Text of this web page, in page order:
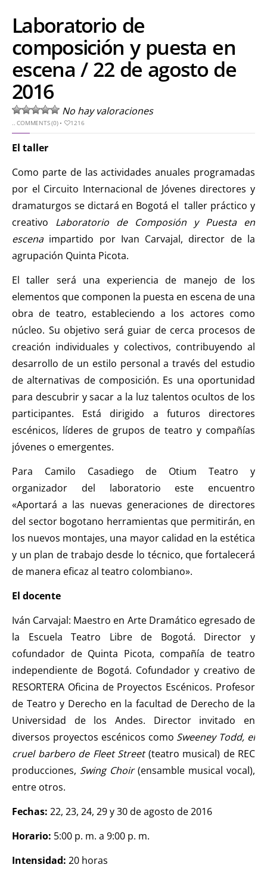
Laboratorio de
composición y puesta en
escena / 22 de agosto de
2016
No hay valoraciones
..COMMENTS (0)• 1216
El taller
Como parte de las actividades anuales programadas
por el Circuito Internacional de Jóvenes directores y
dramaturgos se dictará en Bogotá el taller práctico y
creativo Laboratorio de Composión y Puesta en
escenaimpartido por Ivan Carvajal, director de la
agrupación Quinta Picota.
El taller será una experiencia de manejo de los
elementos que componen la puesta en escena de una
obra de teatro, estableciendo a los actores como
núcleo. Su objetivo será guiar de cerca procesos de
creación individuales y colectivos, contribuyendo al
desarrollo de un estilo personal a través del estudio
de alternativas de composición. Es una oportunidad
para descubrir y sacar a la luz talentos ocultos de los
participantes. Está dirigido a futuros directores
escénicos, líderes de grupos de teatro y compañías
jóvenes o emergentes.
Para Camilo Casadiego de Otium Teatro y
organizador del laboratorio este encuentro
«Aportará a las nuevas generaciones de directores
del sector bogotano herramientas que permitirán, en
los nuevos montajes, una mayor calidad en la estética
y un plan de trabajo desde lo técnico, que fortalecerá
de manera eficaz al teatro colombiano».
El docente
Iván Carvajal: Maestro en Arte Dramático egresado de
la Escuela Teatro Libre de Bogotá. Director y
cofundador de Quinta Picota, compañía de teatro
independiente de Bogotá. Cofundador y creativo de
RESORTERA Oficina de Proyectos Escénicos. Profesor
de Teatro y Derecho en la facultad de Derecho de la
Universidad de los Andes. Director invitado en
diversos proyectos escénicos como Sweeney Todd, el
cruel barbero de Fleet Street(teatro musical) de REC
producciones, Swing Choir(ensamble musical vocal),
entre otros.
Fechas: 22, 23, 24, 29 y 30 de agosto de 2016
Horario: 5:00 p. m. a 9:00 p. m.
Intensidad: 20 horas